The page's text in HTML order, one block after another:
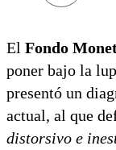
El Fondo
poner bajo la
presentó un
actual, al que
distorsivo e